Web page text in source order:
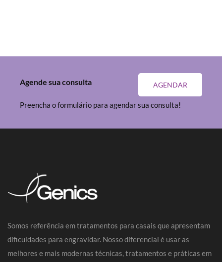
AGENDAR
Agende sua consulta
Preencha o formulário para agendar sua consulta!
Somos referência em tratamentos para casais que apresentam
dificuldades para engravidar. Nosso diferencial é usar as
melhores e mais modernas técnicas, tratamentos e práticas em